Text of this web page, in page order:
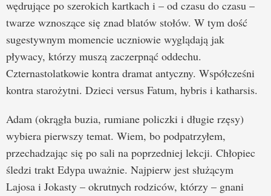
wędrujące po szerokich kartkach i – od czasu do czasu –
twarze wznoszące się znad blatów stołów. W tym dość
sugestywnym momencie uczniowie wyglądają jak
pływacy, którzy muszą zaczerpnąć oddechu.
Czternastolatkowie kontra dramat antyczny. Współcześni
kontra starożytni. Dzieci versus Fatum, hybris i katharsis.
Adam (okrągła buzia, rumiane policzki i długie rzęsy)
wybiera pierwszy temat. Wiem, bo podpatrzyłem,
przechadzając się po sali na poprzedniej lekcji. Chłopiec
śledzi trakt Edypa uważnie. Najpierw jest służącym
Lajosa i Jokasty – okrutnych rodziców, którzy – gnani